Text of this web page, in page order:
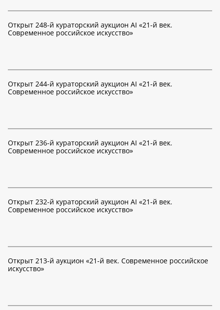
Открыт 248-й кураторский аукцион AI «21-й век.
Современное российское искусство»
Открыт 244-й кураторский аукцион AI «21-й век.
Современное российское искусство»
Открыт 236-й кураторский аукцион AI «21-й век.
Современное российское искусство»
Открыт 232-й кураторский аукцион AI «21-й век.
Современное российское искусство»
Открыт 213-й аукцион «21-й век. Современное российское
искусство»